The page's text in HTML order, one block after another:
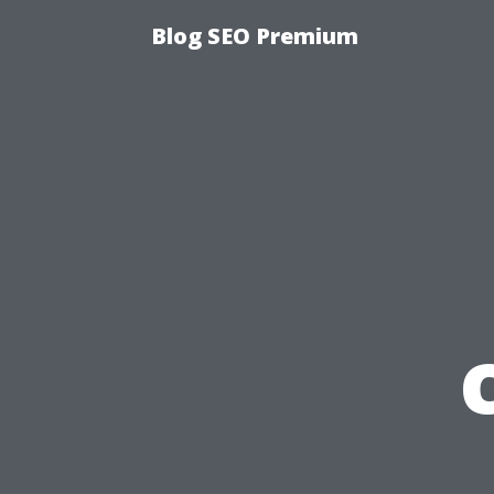
Blog SEO Premium